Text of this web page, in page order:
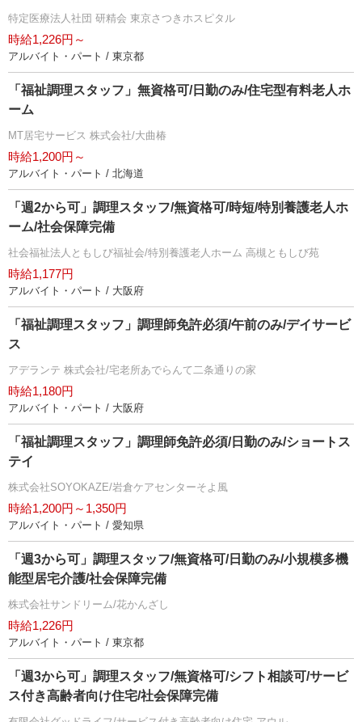
特定医療法人社団 研精会 東京さつきホスピタル
時給1,226円～
アルバイト・パート / 東京都
「福祉調理スタッフ」無資格可/日勤のみ/住宅型有料老人ホ
ーム
MT居宅サービス 株式会社/大曲椿
時給1,200円～
アルバイト・パート / 北海道
「週2から可」調理スタッフ/無資格可/時短/特別養護老人ホ
ーム/社会保障完備
社会福祉法人ともしび福祉会/特別養護老人ホーム 高槻ともしび苑
時給1,177円
アルバイト・パート / 大阪府
「福祉調理スタッフ」調理師免許必須/午前のみ/デイサービ
ス
アデランテ 株式会社/宅老所あでらんて二条通りの家
時給1,180円
アルバイト・パート / 大阪府
「福祉調理スタッフ」調理師免許必須/日勤のみ/ショートス
テイ
株式会社SOYOKAZE/岩倉ケアセンターそよ風
時給1,200円～1,350円
アルバイト・パート / 愛知県
「週3から可」調理スタッフ/無資格可/日勤のみ/小規模多機
能型居宅介護/社会保障完備
株式会社サンドリーム/花かんざし
時給1,226円
アルバイト・パート / 東京都
「週3から可」調理スタッフ/無資格可/シフト相談可/サービ
ス付き高齢者向け住宅/社会保障完備